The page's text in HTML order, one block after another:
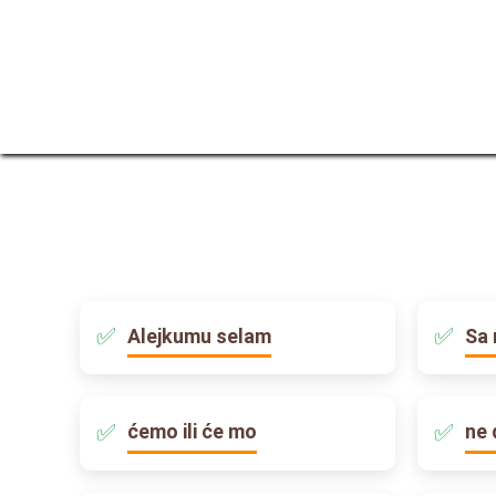
Alejkumu selam Sa
ćemo ili će mo ne